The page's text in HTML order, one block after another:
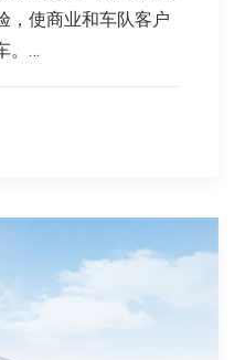
，使商业和车队客户
。…